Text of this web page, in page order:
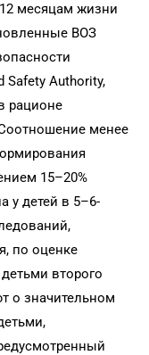
месяцам жизни
ВОЗ
Safety Authority,
рационе
менее
15–20%
у детей в 5–6-
по оценке
второго
о значительном